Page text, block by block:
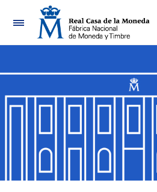
Navegació
Mostra/Amaga
Mostra/Amaga
Mostra/Amaga